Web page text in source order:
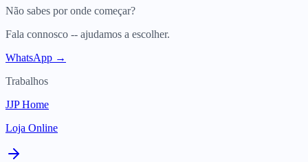
Não sabes por onde começar?
Fala connosco -- ajudamos a escolher.
WhatsApp →
Trabalhos
JJP Home
Loja Online